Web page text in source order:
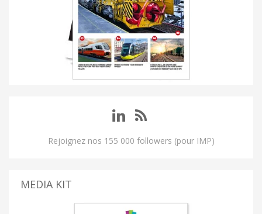
Rejoignez nos 155 000 followers (pour IMP)
MEDIA KIT